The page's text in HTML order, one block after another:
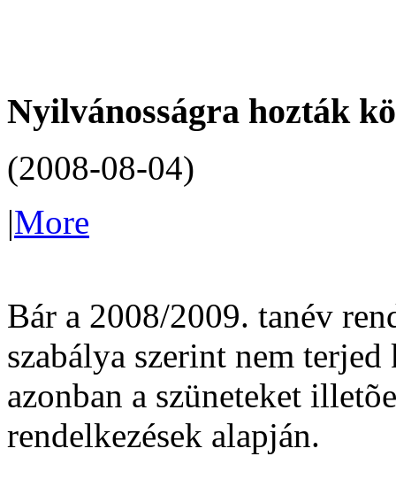
Nyilvánosságra hozták
(2008-08-04)
|More
Bár a 2008/2009. tanév
szabálya szerint nem
azonban a szüneteket
rendelkezések alapján.